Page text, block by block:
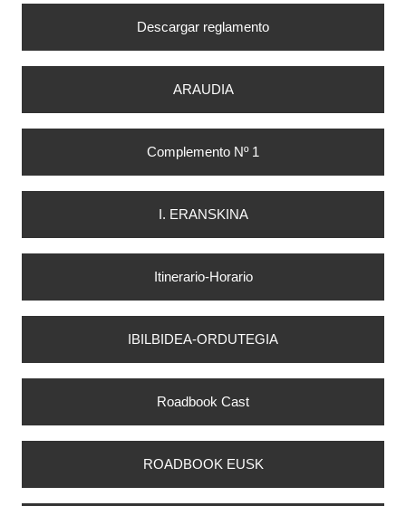
Descargar reglamento
ARAUDIA
Complemento Nº 1
I. ERANSKINA
Itinerario-Horario
IBILBIDEA-ORDUTEGIA
Roadbook Cast
ROADBOOK EUSK